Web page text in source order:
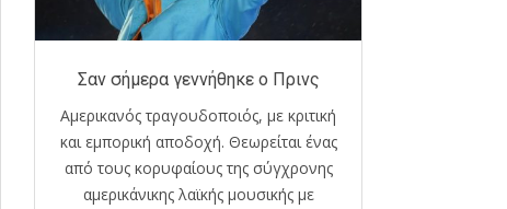
Σαν σήμερα γεννήθηκε ο Πρινς
Αμερικανός τραγουδοποιός, με κριτική
και εμπορική αποδοχή. Θεωρείται ένας
από τους κορυφαίους της σύγχρονης
αμερικάνικης λαϊκής μουσικής με